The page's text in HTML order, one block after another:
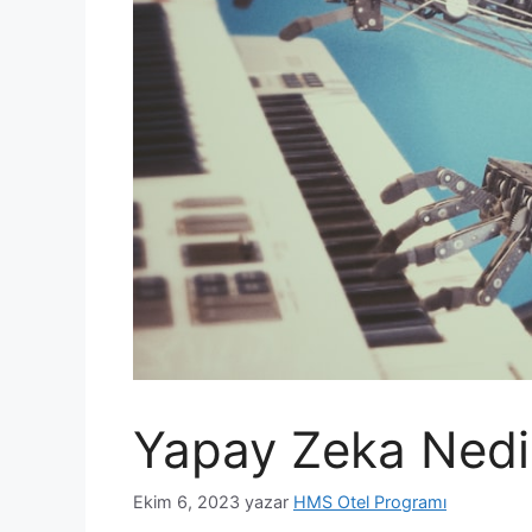
Yapay Zeka
Ekim 6, 2023 yazar HMS Otel Programı